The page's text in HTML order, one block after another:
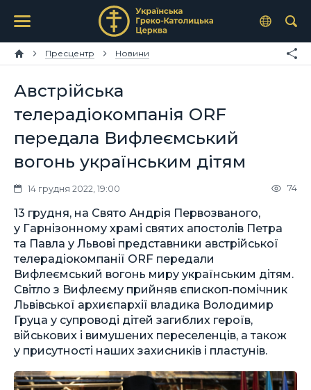
Пресцентр Новини
Австрійська
телерадіокомпанія ORF
передала Вифлеємський
вогонь українським дітям
14 грудня 2022, 19:00 74
13 грудня, на Свято Андрія Первозваного,
у Гарнізонному храмі святих апостолів Петра
та Павла у Львові представники австрійської
телерадіокомпанії ORF передали
Вифлеємський вогонь миру українським дітям.
Світло з Вифлеєму прийняв єпископ-помічник
Львівської архиєпархії владика Володимир
Груца у супроводі дітей загиблих героїв,
військових і вимушених переселенців, а також
у присутності наших захисників і пластунів.